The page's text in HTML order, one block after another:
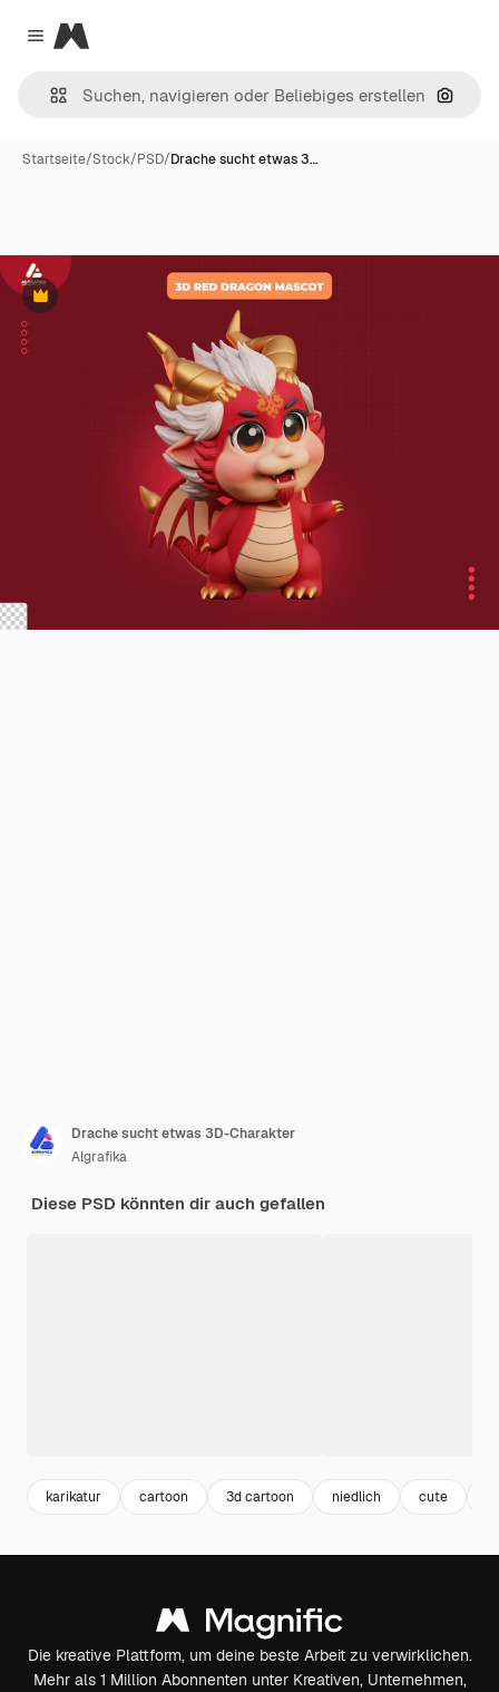
Close menu
Magnific
Nach
Startseite/Stock/PSD/Drache sucht etwas 3…
Premium
Drache sucht etwas 3D-Charakter
Algrafika
Diese PSD könnten dir auch gefallen
karikatur cartoon 3d cartoon niedlich cute
Die kreative Plattform, um deine beste Arbeit zu verwirklichen.
Mehr als 1 Million Abonnenten unter Kreativen, Unternehmen,